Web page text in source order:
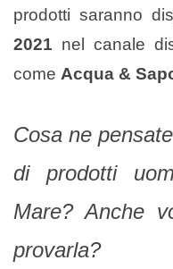
prodotti saranno
2021 nel canale
come Acqua &
Cosa ne
di prodotti
Mare? Anche
provarla?